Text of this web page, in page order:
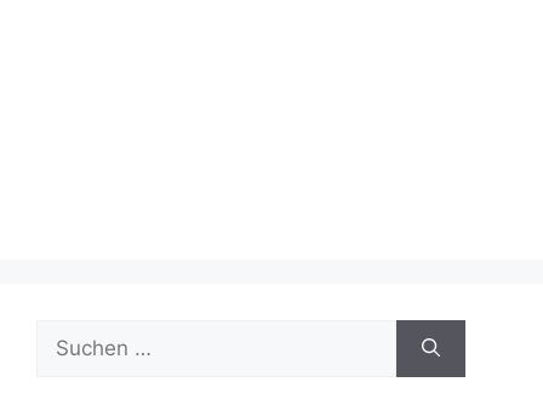
Suche
nach: